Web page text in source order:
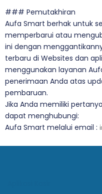
### Pemutakhiran
Aufa Smart berhak untuk
memperbarui atau
ini dengan
terbaru di Websites dan
menggunakan layanan
penerimaan Anda atas
pembaruan.
Jika Anda memiliki
dapat menghubungi:
Aufa Smart melalui email :